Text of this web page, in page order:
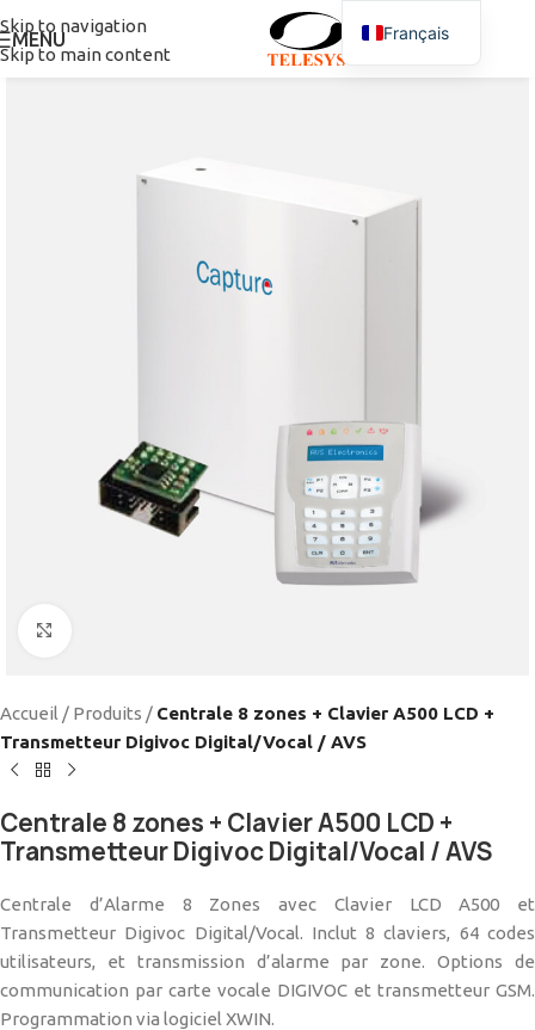
Skip to navigation
Skip to main content
MENU
Accueil / Produits / Centrale 8 zones + Clavier A500 LCD +
Transmetteur Digivoc Digital/Vocal / AVS
Centrale 8 zones + Clavier A500 LCD +
Transmetteur Digivoc Digital/Vocal / AVS
Centrale d’Alarme 8 Zones avec Clavier LCD A500 et
Transmetteur Digivoc Digital/Vocal. Inclut 8 claviers, 64 codes
utilisateurs, et transmission d’alarme par zone. Options de
communication par carte vocale DIGIVOC et transmetteur GSM.
Programmation via logiciel XWIN.
Français